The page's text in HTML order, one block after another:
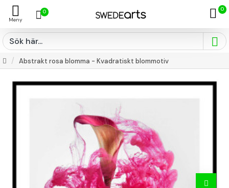
0 0
Abstrakt rosa blomma - Kvadratiskt blommotiv